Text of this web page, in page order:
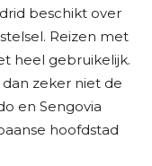
beschikt over
Reizen met
heel gebruikelijk.
zeker niet de
en Sengovia
hoofdstad